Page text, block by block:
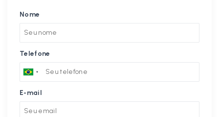
Nome
Telefone
E-mail